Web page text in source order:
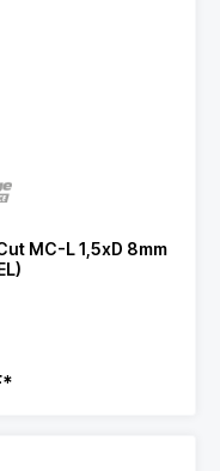
MC-L 1,5xD 8mm